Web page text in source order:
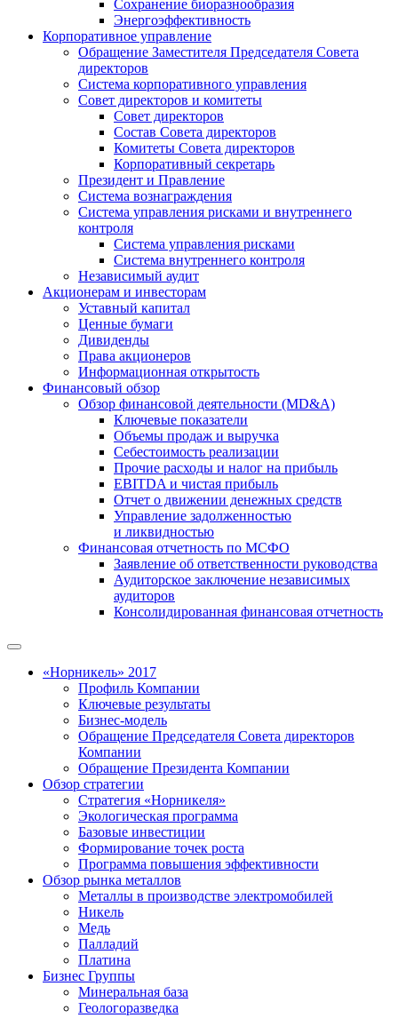
Сохранение биоразнообразия
Энергоэффективность
Корпоративное управление
Обращение Заместителя Председателя Совета
директоров
Система корпоративного управления
Совет директоров и комитеты
Совет директоров
Состав Совета директоров
Комитеты Совета директоров
Корпоративный секретарь
Президент и Правление
Система вознаграждения
Система управления рисками и внутреннего
контроля
Система управления рисками
Система внутреннего контроля
Независимый аудит
Акционерам и инвесторам
Уставный капитал
Ценные бумаги
Дивиденды
Права акционеров
Информационная открытость
Финансовый обзор
Обзор финансовой деятельности (MD&A)
Ключевые показатели
Объемы продаж и выручка
Себестоимость реализации
Прочие расходы и налог на прибыль
EBITDA и чистая прибыль
Отчет о движении денежных средств
Управление задолженностью
и ликвидностью
Финансовая отчетность по МСФО
Заявление об ответственности руководства
Аудиторское заключение независимых
аудиторов
Консолидированная финансовая отчетность
«Норникель» 2017
Профиль Компании
Ключевые результаты
Бизнес-модель
Обращение Председателя Совета директоров
Компании
Обращение Президента Компании
Обзор стратегии
Стратегия «Норникеля»
Экологическая программа
Базовые инвестиции
Формирование точек роста
Программа повышения эффективности
Обзор рынка металлов
Металлы в производстве электромобилей
Никель
Медь
Палладий
Платина
Бизнес Группы
Минеральная база
Геологоразведка